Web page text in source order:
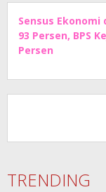
Sensus Ekonomi
93 Persen, BPS
Persen
TRENDING